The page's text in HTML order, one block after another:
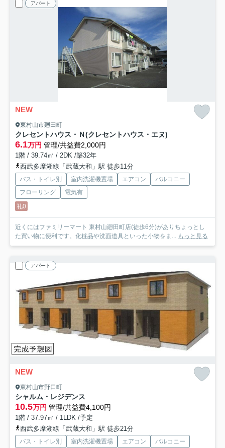
アパート
NEW
東村山市廻田町
クレセントハウス・Ｎ(クレセントハウス・エヌ)
6.1万円 管理/共益費2,000円
1階 / 39.74㎡ / 2DK /築32年
西武多摩湖線「武蔵大和」駅 徒歩11分
バス・トイレ別 室内洗濯機置場 エアコン
バルコニー
フローリング
電気有
礼0
近くにはファミリーマート 東村山廻田町店(徒歩6分)がありちょっとし
た買い物に便利です。化粧品や洗面道具といった小物をま... もっと見る
アパート
NEW
東村山市野口町
シャルム・レジデンス
10.5万円 管理/共益費4,100円
1階 / 37.97㎡ / 1LDK /予定
西武多摩湖線「武蔵大和」駅 徒歩21分
バス・トイレ別 室内洗濯機置場 エアコン
バルコニー